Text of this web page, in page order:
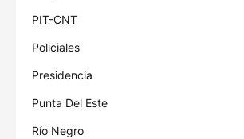
PIT-CNT
Policiales
Presidencia
Punta Del Este
Río Negro